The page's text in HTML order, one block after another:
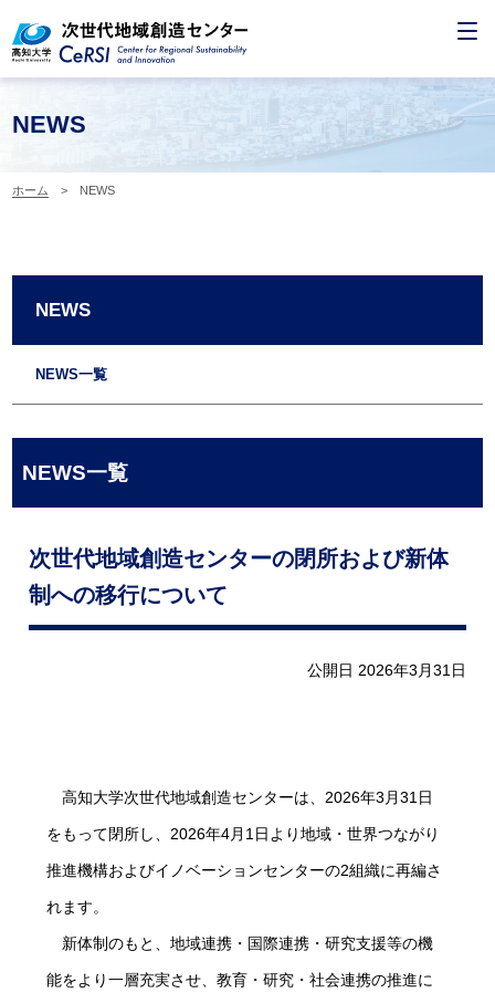
NEWS
ホーム > NEWS
NEWS
NEWS一覧
NEWS一覧
次世代地域創造センターの閉所および新体
制への移行について
公開日 2026年3月31日
高知大学次世代地域創造センターは、2026年3月31日
をもって閉所し、2026年4月1日より地域・世界つながり
推進機構およびイノベーションセンターの2組織に再編さ
れます。
新体制のもと、地域連携・国際連携・研究支援等の機
能をより一層充実させ、教育・研究・社会連携の推進に